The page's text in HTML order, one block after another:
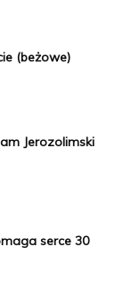
(beżowe)
Jerozolimski
serce 30